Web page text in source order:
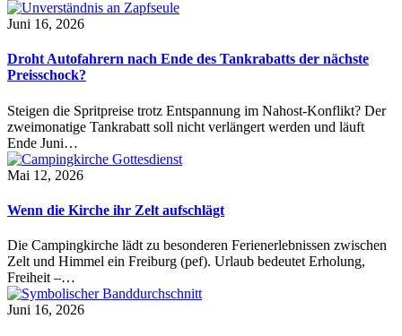
Juni 16, 2026
Droht Autofahrern nach Ende des Tankrabatts der nächste
Preisschock?
Steigen die Spritpreise trotz Entspannung im Nahost-Konflikt? Der
zweimonatige Tankrabatt soll nicht verlängert werden und läuft
Ende Juni…
Mai 12, 2026
Wenn die Kirche ihr Zelt aufschlägt
Die Campingkirche lädt zu besonderen Ferienerlebnissen zwischen
Zelt und Himmel ein Freiburg (pef). Urlaub bedeutet Erholung,
Freiheit –…
Juni 16, 2026